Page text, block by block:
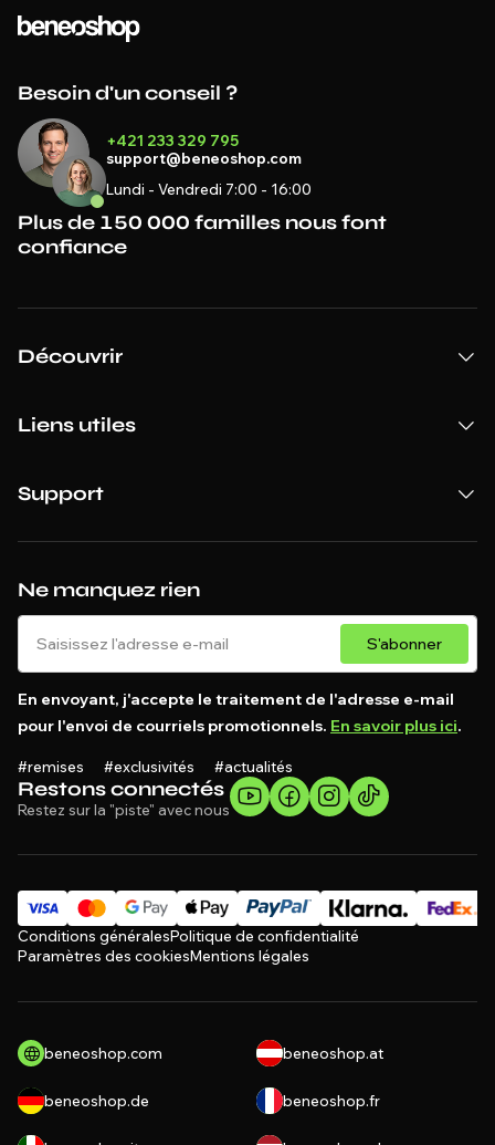
Restons connectés
Restez sur la "piste" avec nous
Ne manquez rien
S'abonner
En envoyant, j'accepte le traitement de l'adresse e-mail
pour l'envoi de courriels promotionnels. En savoir plus ici.
#remises #exclusivités #actualités
Besoin d'un conseil ?
+421 233 329 795
support@beneoshop.com
Lundi - Vendredi 7:00 - 16:00
Plus de 150 000 familles nous font
confiance
Découvrir
Liens utiles
Support
Conditions généralesPolitique de confidentialité
Paramètres des cookiesMentions légales
beneoshop.com beneoshop.at
beneoshop.de beneoshop.fr